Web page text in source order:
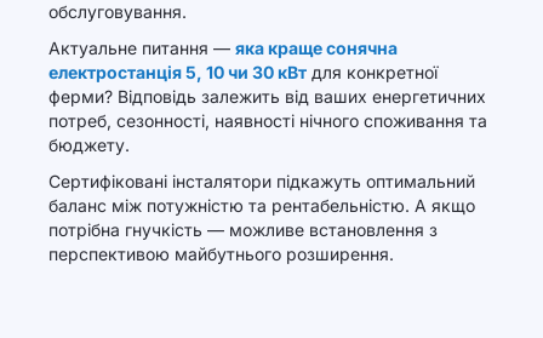
обслуговування.
Актуальне питання — яка краще сонячна
електростанція 5, 10 чи 30 кВт для конкретної
ферми? Відповідь залежить від ваших енергетичних
потреб, сезонності, наявності нічного споживання та
бюджету.
Сертифіковані інсталятори підкажуть оптимальний
баланс між потужністю та рентабельністю. А якщо
потрібна гнучкість — можливе встановлення з
перспективою майбутнього розширення.